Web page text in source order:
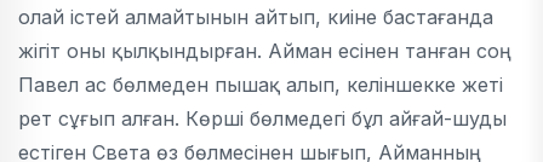
олай істей алмайтынын айтып, киіне бастағанда
жігіт оны қылқындырған. Айман есінен танған соң
Павел ас бөлмеден пышақ алып, келіншекке жеті
рет сұғып алған. Көрші бөлмедегі бұл айғай-шуды
естіген Света өз бөлмесінен шығып, Айманның